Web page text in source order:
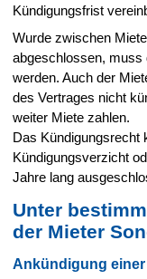
Kündigungsfrist
Wurde zwischen
abgeschlossen, muss
werden. Auch der
des Vertrages nicht
weiter Miete zahlen.
Das Kündigungsrecht
Kündigungsverzicht
Jahre lang
Unter
der Mieter
Ankündigung